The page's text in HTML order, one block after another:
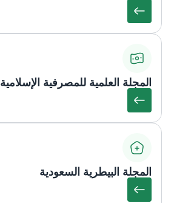
المجلة العلمية للمصرفية الإسلامية
المجلة البيطرية السعودية